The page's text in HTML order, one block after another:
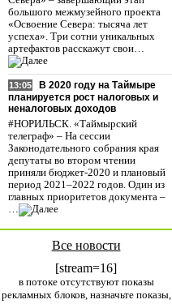
большого межмузейного проекта
«Освоение Севера: тысяча лет
успеха». Три сотни уникальных
артефактов расскажут свои…
13:05
В 2020 году на Таймыре
планируется рост налоговых и
неналоговых доходов
#НОРИЛЬСК. «Таймырский
телеграф» – На сессии
Законодательного собрания края
депутаты во втором чтении
приняли бюджет-2020 и плановый
период 2021–2022 годов. Один из
главных приоритетов документа –
…
Все новости
[stream=16]
в потоке отсутствуют показы
рекламных блоков, назначьте показы,